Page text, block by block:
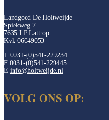
Landgoed De Holtweijde
Spiekweg 7
7635 LP Lattrop
Kvk 06049053
T 0031-(0)541-229234
F 0031-(0)541-229445
E info@holtweijde.nl
VOLG ONS OP: